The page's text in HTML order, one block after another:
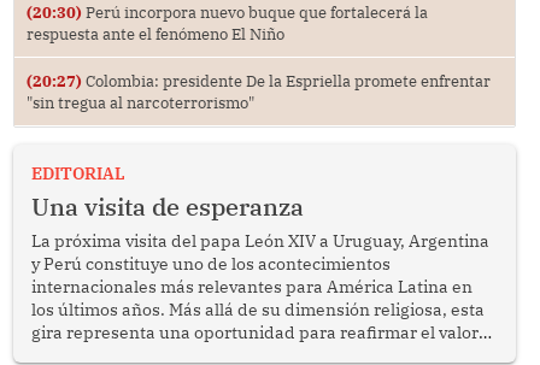
(20:30) Perú incorpora nuevo buque que fortalecerá la
respuesta ante el fenómeno El Niño
(20:27) Colombia: presidente De la Espriella promete enfrentar
"sin tregua al narcoterrorismo"
EDITORIAL
Una visita de esperanza
La próxima visita del papa León XIV a Uruguay, Argentina
y Perú constituye uno de los acontecimientos
internacionales más relevantes para América Latina en
los últimos años. Más allá de su dimensión religiosa, esta
gira representa una oportunidad para reafirmar el valor